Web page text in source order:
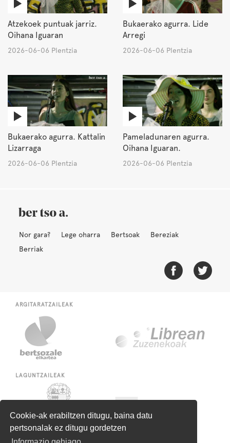
Cookie-ak erabiltzen ditugu, baina datu
pertsonalak ez ditugu gordetzen
Atzekoek puntuak jarriz.
Oihana Iguaran
2026-06-06 Plentzia
Bukaerako agurra. Lide
Arregi
2026-06-06 Plentzia
Bukaerako agurra. Kattalin
Lizarraga
2026-06-06 Plentzia
Pameladunaren agurra.
Oihana Iguaran.
2026-06-06 Plentzia
Nor gara? Lege oharra Bertsoak
Bereziak
Berriak
ARGITARATZAILEAK
LAGUNTZAILEAK